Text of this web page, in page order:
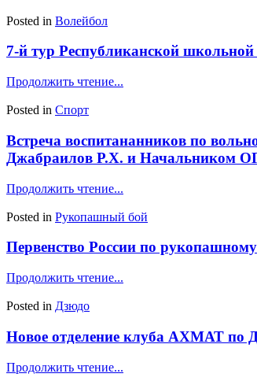
Posted in Волейбол
7-й тур Республиканской
Продолжить чтение...
Posted in Спорт
Встреча воспитананников по
Джабраилов Р.Х. и Начальником
Продолжить чтение...
Posted in Рукопашный бой
Первенство России по
Продолжить чтение...
Posted in Дзюдо
Новое отделение клуба АХМАТ по
Продолжить чтение...